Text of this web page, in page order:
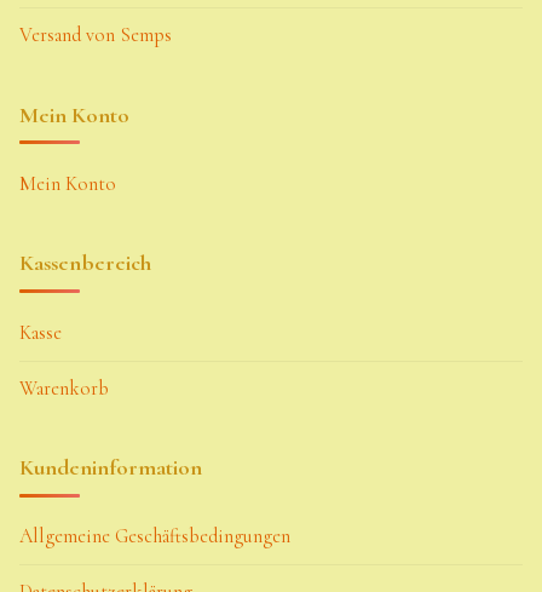
Versand von Semps
Mein Konto
Mein Konto
Kassenbereich
Kasse
Warenkorb
Kundeninformation
Allgemeine Geschäftsbedingungen